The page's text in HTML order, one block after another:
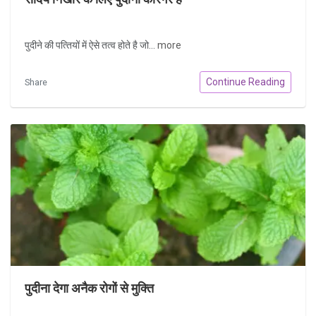
पुदीने की पत्‍तियों में ऐसे तत्‍व होते है जो... more
Share Continue Reading
पुदीना देगा अनैक रोगों से मुक्ति